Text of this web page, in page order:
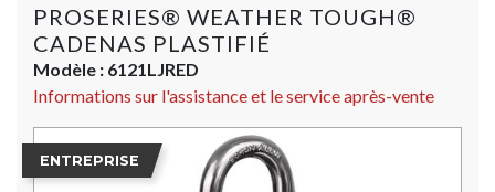
PROSERIES® WEATHER TOUGH®
CADENAS PLASTIFIÉ
Modèle : 6121LJRED
Informations sur l'assistance et le service après-vente
ENTREPRISE